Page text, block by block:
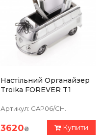
Настільний Органайзер
Troika FOREVER T1
Артикул: GAP06/CH.
3620₴ Купити